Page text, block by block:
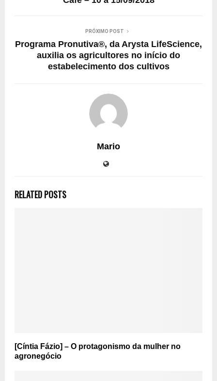
PRÓXIMO POST
Programa Pronutiva®, da Arysta LifeScience,
auxilia os agricultores no início do
estabelecimento dos cultivos
Mario
RELATED POSTS
[Cíntia Fázio] – O protagonismo da mulher no
agronegócio